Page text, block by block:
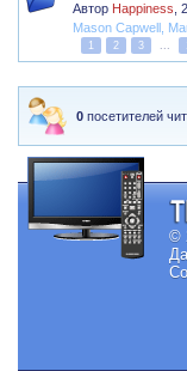
Автор Happiness ,
Mason Capwell
1 2 3 ...
0 посетителей
©